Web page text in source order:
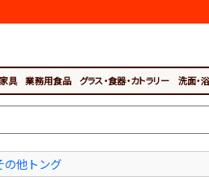
具 業務用食品 グラス・食器・カトラリー 洗面・
の他トング